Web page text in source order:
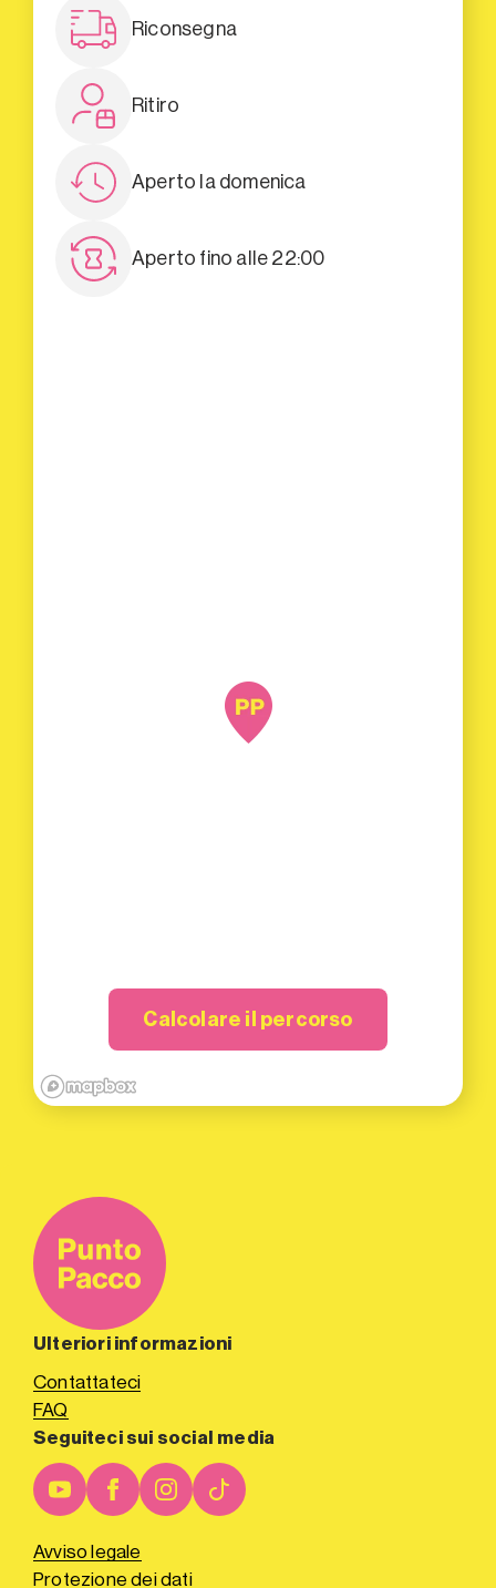
Riconsegna
Ritiro
Aperto la domenica
Aperto fino alle 22:00
Calcolare il percorso
Ulteriori informazioni
Contattateci
FAQ
Seguiteci sui social media
Avviso legale
Protezione dei dati